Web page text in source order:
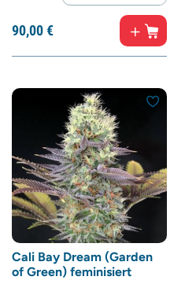
90,00€
Cali Bay Dream (Garden
of Green) feminisiert